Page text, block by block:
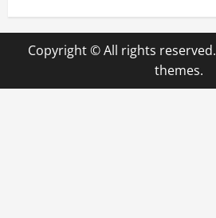
Copyright © All rights reserved.
themes.